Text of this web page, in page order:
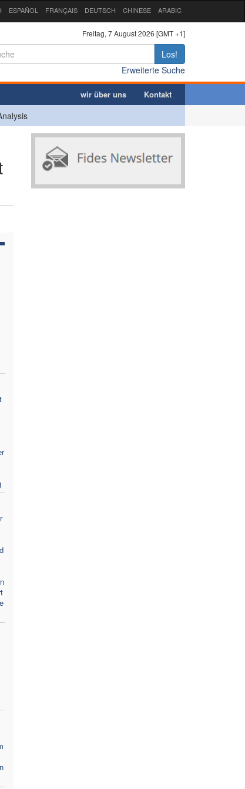
ESPAÑOL FRANÇAIS DEUTSCH CHINESE ARABIC
Freitag, 7 August 2026 [GMT +1]
Los!
Erweiterte Suche
wir über uns Kontakt